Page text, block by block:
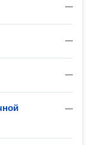
—
—
—
—